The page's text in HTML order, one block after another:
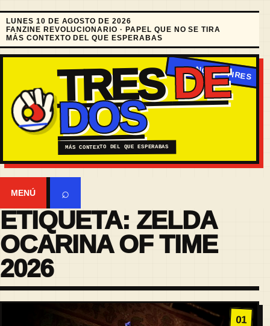
LUNES 10 DE AGOSTO DE 2026
FANZINE REVOLUCIONARIO · PAPEL QUE NO SE TIRA
MÁS CONTEXTO DEL QUE ESPERABAS
TRESDE
DOS
MÁS CONTEXTO DEL QUE ESPERABAS
MENÚ ⌕
ETIQUETA: ZELDA
OCARINA OF TIME
2026
01